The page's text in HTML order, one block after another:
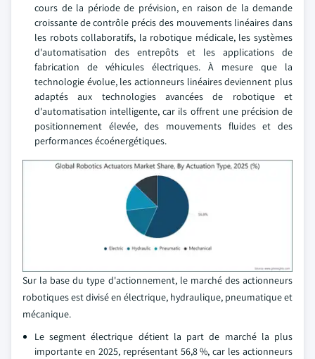
cours de la période de prévision, en raison de la demande
croissante de contrôle précis des mouvements linéaires dans
les robots collaboratifs, la robotique médicale, les systèmes
d'automatisation des entrepôts et les applications de
fabrication de véhicules électriques. À mesure que la
technologie évolue, les actionneurs linéaires deviennent plus
adaptés aux technologies avancées de robotique et
d'automatisation intelligente, car ils offrent une précision de
positionnement élevée, des mouvements fluides et des
performances écoénergétiques.
Sur la base du type d'actionnement, le marché des actionneurs
robotiques est divisé en électrique, hydraulique, pneumatique et
mécanique.
Le segment électrique détient la part de marché la plus
importante en 2025, représentant 56,8 %, car les actionneurs